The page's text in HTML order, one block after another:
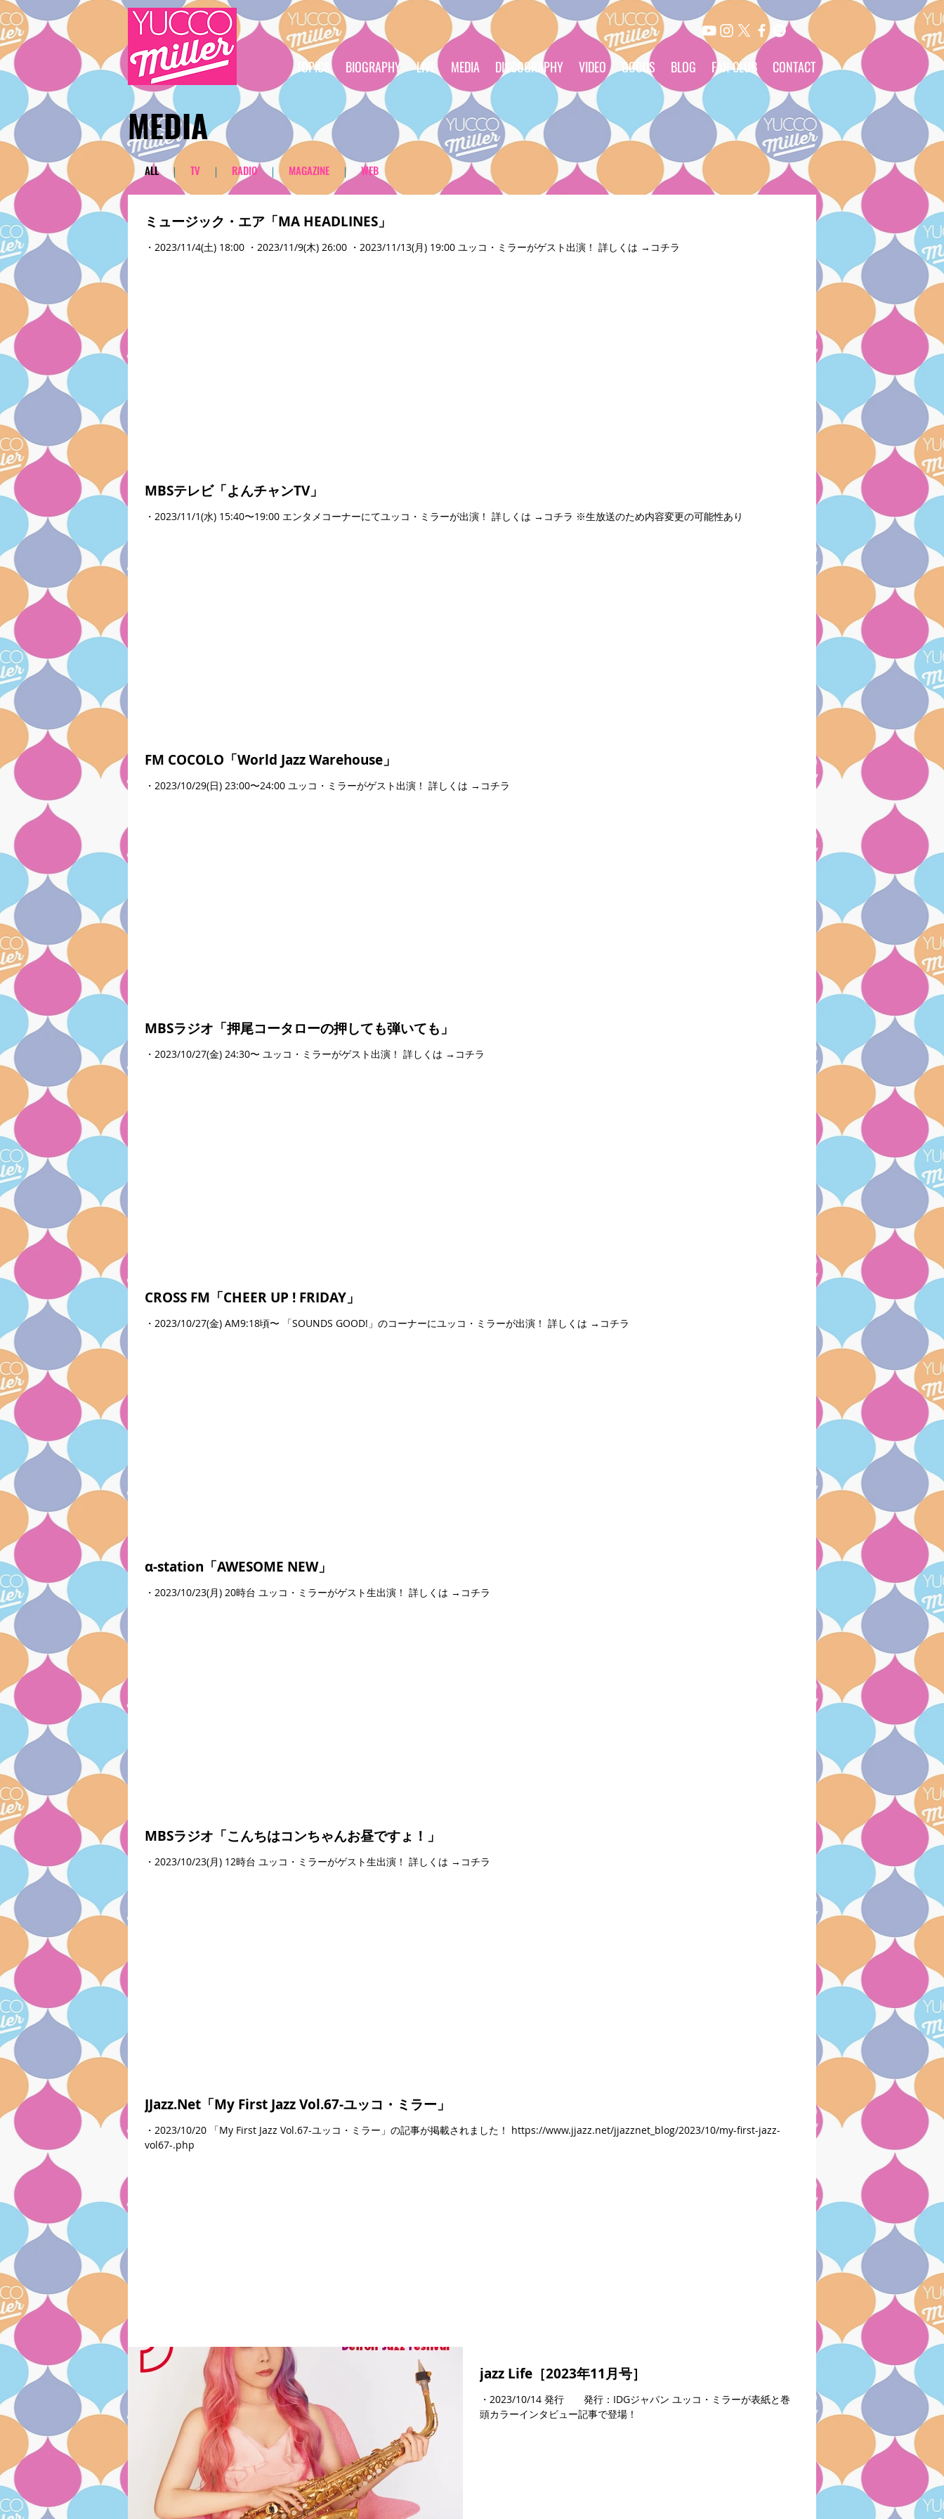
TOPICS BIOGRAPHY LIVE MEDIA DISCOGRAPHY VIDEO GOODS BLOG FAN CLUB CONTACT
​MEDIA
​ALL ｜ TV ｜ RADIO ｜ MAGAZINE ｜ WEB
ミュージック・エア「MA HEADLINES」
・2023/11/4(土) 18:00 ・2023/11/9(木) 26:00 ・2023/11/13(月) 19:00 ユッコ・ミラーがゲスト出演！ 詳しくは →コチラ
MBSテレビ「よんチャンTV」
・2023/11/1(水) 15:40〜19:00 エンタメコーナーにてユッコ・ミラーが出演！ 詳しくは →コチラ ※生放送のため内容変更の可能性あり
FM COCOLO「World Jazz Warehouse」
・2023/10/29(日) 23:00〜24:00 ユッコ・ミラーがゲスト出演！ 詳しくは →コチラ
MBSラジオ「押尾コータローの押しても弾いても」
・2023/10/27(金) 24:30〜 ユッコ・ミラーがゲスト出演！ 詳しくは →コチラ
CROSS FM「CHEER UP ! FRIDAY」
・2023/10/27(金) AM9:18頃〜 「SOUNDS GOOD!」のコーナーにユッコ・ミラーが出演！ 詳しくは →コチラ
α-station「AWESOME NEW」
・2023/10/23(月) 20時台 ユッコ・ミラーがゲスト生出演！ 詳しくは →コチラ
MBSラジオ「こんちはコンちゃんお昼ですょ！」
・2023/10/23(月) 12時台 ユッコ・ミラーがゲスト生出演！ 詳しくは →コチラ
JJazz.Net「My First Jazz Vol.67-ユッコ・ミラー」
・2023/10/20 「My First Jazz Vol.67-ユッコ・ミラー」の記事が掲載されました！ https://www.jjazz.net/jjazznet_blog/2023/10/my-first-jazz-
vol67-.php
jazz Life［2023年11月号］
・2023/10/14 発行 発行：IDGジャパン ユッコ・ミラーが表紙と巻
頭カラーインタビュー記事で登場！